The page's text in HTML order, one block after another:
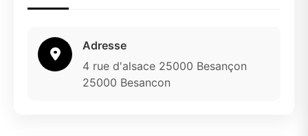
Adresse
4 rue d'alsace 25000 Besançon
25000 Besancon